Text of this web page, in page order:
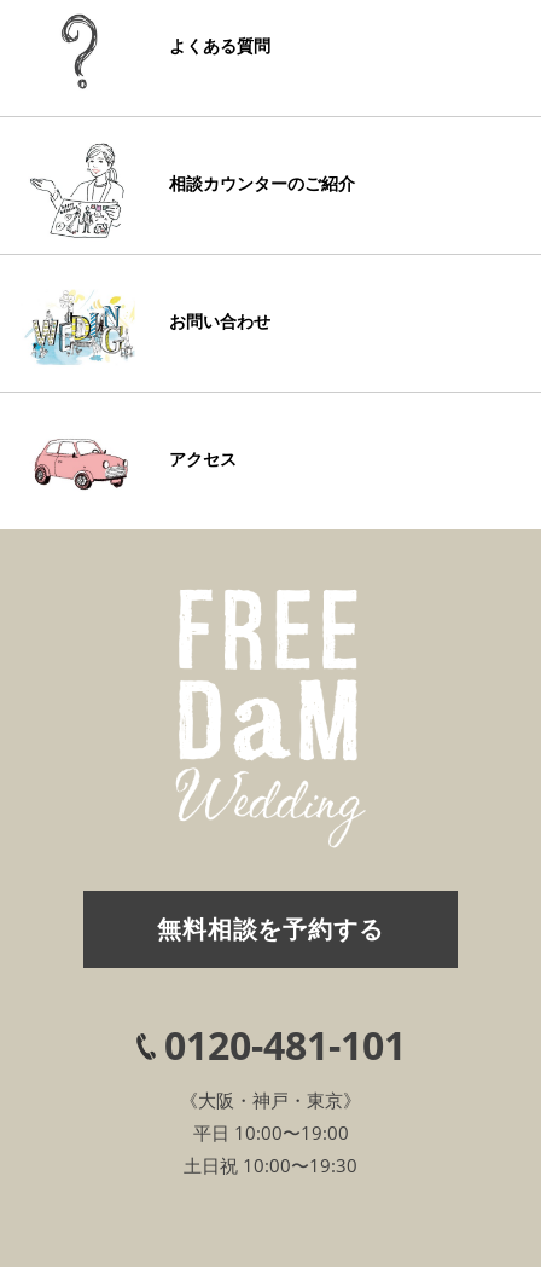
よくある質問
相談カウンターのご紹介
お問い合わせ
アクセス
無料相談を予約する
0120-481-101
《大阪・神戸・東京》
平日 10:00〜19:00
土日祝 10:00〜19:30